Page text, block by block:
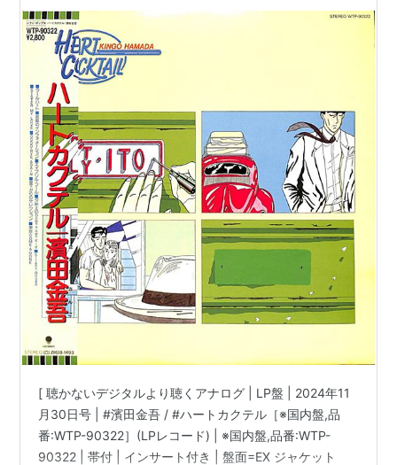
※国内盤,品番:WTP-90322 | 帯付 | インサート付
き | 盤面=EX ジャケット=EX | #citypop 他 |
[ 聴かないデジタルより聴くアナログ | LP盤 | 2024年11
月30日号 | #濱田金吾 / #ハートカクテル［※国内盤,品
番:WTP-90322］(LPレコード) | ※国内盤,品番:WTP-
90322 | 帯付 | インサート付き | 盤面=EX ジャケット